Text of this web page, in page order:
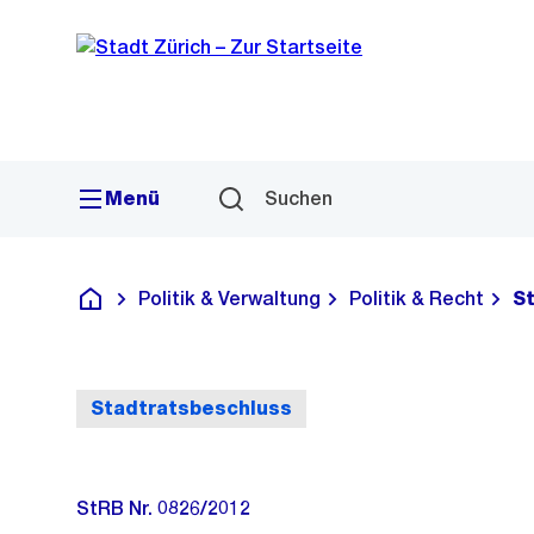
Navigation
Sprunglink
Menü Suchen
Deutsch
Politik & Verwaltung Politik & Recht
Stadtratsbeschluss
StRB Nr. 0826/2012